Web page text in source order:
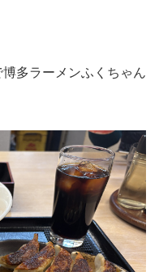
多ラーメンふくちゃん